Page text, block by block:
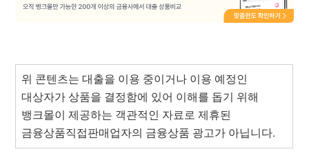
​위 콘텐츠는 대출을 이용 중이거나 이용 예정인
대상자가 상품을 결정함에 있어 이해를 돕기 위해
뱅크몰이 제공하는 객관적인 자료로 제휴된
금융상품직접판매업자의 금융상품 광고가 아닙니다.